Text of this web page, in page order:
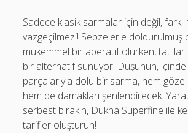
Sadece klasik sarmalar için değil,
vazgeçilmezi! Sebzelerle doldurulmuş
mükemmel bir aperatif olurken,
bir alternatif sunuyor. Düşünün, içinde
parçalarıyla dolu bir sarma, hem
hem de damakları şenlendirecek.
serbest bırakın, Dukha Superfine ile
tarifler oluşturun!